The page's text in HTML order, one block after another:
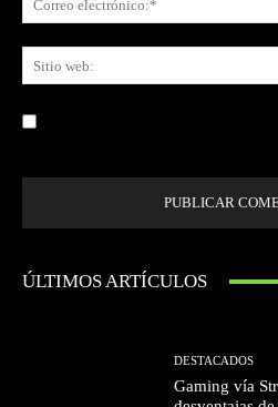
ÚLTIMOS ARTÍCULOS
DESTACADOS
Gaming vía